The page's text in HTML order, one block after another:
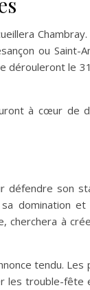
ou Saint-
dérouleront le
à cœur de
son
sa domination
cherchera à
tendu.
les trouble-fête